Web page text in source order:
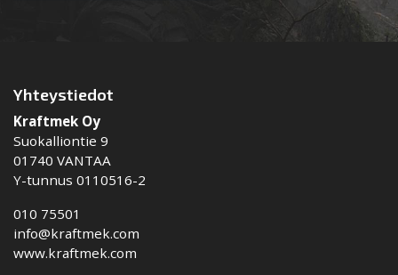
Yhteystiedot
Kraftmek Oy
Suokalliontie 9
01740 VANTAA
Y-tunnus 0110516-2
010 75501
info@kraftmek.com
www.kraftmek.com